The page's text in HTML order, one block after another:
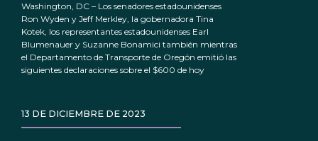
Washington, DC – Los senadores estadounidenses
Ron Wyden y Jeff Merkley, la gobernadora Tina
Kotek, los representantes estadounidenses Earl
Blumenauer y Suzanne Bonamici también mientras
el Departamento de Transporte de Oregón emitió las
siguientes declaraciones sobre el $600 de hoy
13 DE DICIEMBRE DE 2023